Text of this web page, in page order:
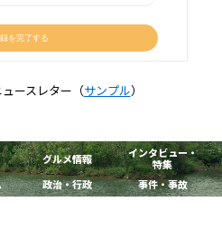
ースレター（サンプル）
グルメ情報
インタビュー・
特集
政治・行政 事件・事故